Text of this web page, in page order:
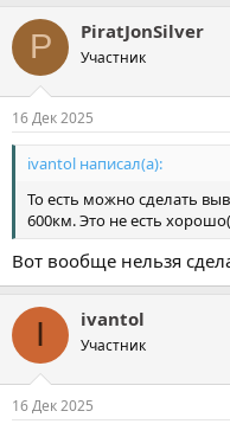
время в пути 23 минуты
пробег 18,4 км.
средний расход энергии
средний расход топлива
остаток заряда батареи 126
остаток топлива на 569 км
итого после поездки
Проехал 18,4 км - энергии
Поездка 2
Анапа - Краснодар
Старт
Температура воздуха +2
Данные перед поездкой:
заряд батареи на 77 км
топлива на 576 км
всего энергии на 653 км
Финиш
Режим поездки: комфорт,
P PiratJonSilver
Участник
16 Дек 2025
ivantol написал(а):
То есть можно сделать
600км. Это не есть хорошо(
Вот вообще нельзя
I ivantol
Участник
16 Дек 2025